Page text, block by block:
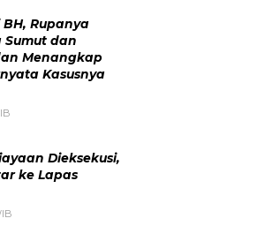
Rupanya
Sumut dan
Menangkap
Kasusnya
Dieksekusi,
ke Lapas